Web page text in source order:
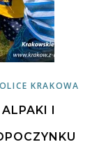
KRAKOWA
I